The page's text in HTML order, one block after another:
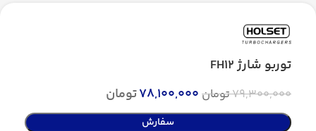
توربو شارژ FH12
79,300,000تومان 78,100,000تومان
سفارش